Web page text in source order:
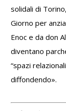
solidali di
Giorno per
Enoc e da don
diventano
“spazi
diffondendo».